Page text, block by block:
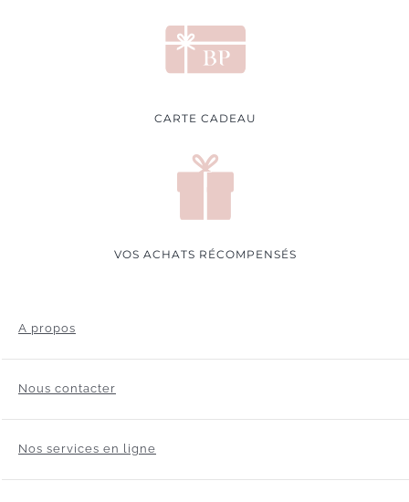
CARTE CADEAU
VOS ACHATS RÉCOMPENSÉS
A propos
Nous contacter
Nos services en ligne